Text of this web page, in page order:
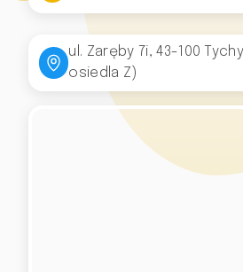
ul. Zaręby 7i, 43-100
osiedla Z)